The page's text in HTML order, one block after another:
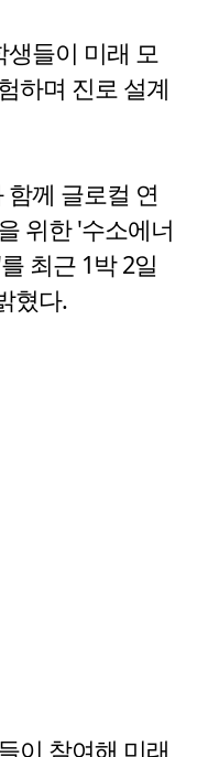
들이 미래 모
하며 진로 설계
께 글로컬 연
위한 '수소에너
최근 1박 2일
혔다.
이 참여해 미래